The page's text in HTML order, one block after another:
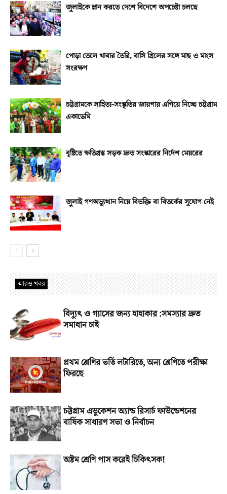
জুলাইকে ম্লান করতে দেশে বিদেশে অপচেষ্টা চলছে
পোড়া তেলে খাবার তৈরি, বাসি গ্রিলের সঙ্গে মাছ ও মাংস
সংরক্ষণ
চট্টগ্রামকে সাহিত্য-সংস্কৃতির জায়গায় এগিয়ে নিচ্ছে চট্টগ্রাম
একাডেমি
বৃষ্টিতে ক্ষতিগ্রস্ত সড়ক দ্রুত সংস্কারের নির্দেশ মেয়রের
জুলাই গণঅভ্যুত্থান নিয়ে বিভক্তি বা বিতর্কের সুযোগ নেই
আরও খবর
বিদ্যুৎ ও গ্যাসের জন্য হাহাকার :সমস্যার দ্রুত
সমাধান চাই
প্রথম শ্রেণির ভর্তি লটারিতে, অন্য শ্রেণিতে পরীক্ষা
ফিরছে
চট্টগ্রাম এডুকেশন অ্যান্ড রিসার্চ ফাউন্ডেশনের
বার্ষিক সাধারণ সভা ও নির্বাচন
অষ্টম শ্রেণি পাস করেই চিকিৎসক!